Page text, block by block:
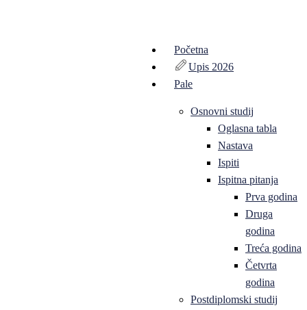
Početna
Upis 2026
Pale
Osnovni studij
Oglasna tabla
Nastava
Ispiti
Ispitna pitanja
Prva godina
Druga
godina
Treća godina
Četvrta
godina
Postdiplomski studij